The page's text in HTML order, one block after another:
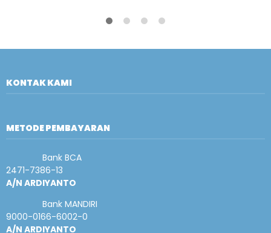
KONTAK KAMI
METODE PEMBAYARAN
Bank BCA
2471-7386-13
A/N ARDIYANTO
Bank MANDIRI
9000-0166-6002-0
A/N ARDIYANTO